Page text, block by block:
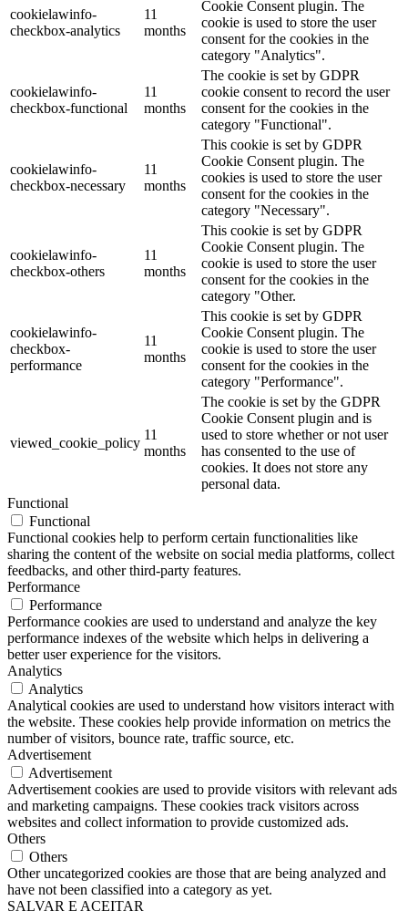
cookielawinfo-
checkbox-analytics
11
months
Cookie Consent plugin. The
cookie is used to store the user
consent for the cookies in the
category "Analytics".
cookielawinfo-
checkbox-functional
11
months
The cookie is set by GDPR
cookie consent to record the user
consent for the cookies in the
category "Functional".
cookielawinfo-
checkbox-necessary
11
months
This cookie is set by GDPR
Cookie Consent plugin. The
cookies is used to store the user
consent for the cookies in the
category "Necessary".
cookielawinfo-
checkbox-others
11
months
This cookie is set by GDPR
Cookie Consent plugin. The
cookie is used to store the user
consent for the cookies in the
category "Other.
cookielawinfo-
checkbox-
performance
11
months
This cookie is set by GDPR
Cookie Consent plugin. The
cookie is used to store the user
consent for the cookies in the
category "Performance".
viewed_cookie_policy
11
months
The cookie is set by the GDPR
Cookie Consent plugin and is
used to store whether or not user
has consented to the use of
cookies. It does not store any
personal data.
Functional
Functional
Functional cookies help to perform certain functionalities like
sharing the content of the website on social media platforms, collect
feedbacks, and other third-party features.
Performance
Performance
Performance cookies are used to understand and analyze the key
performance indexes of the website which helps in delivering a
better user experience for the visitors.
Analytics
Analytics
Analytical cookies are used to understand how visitors interact with
the website. These cookies help provide information on metrics the
number of visitors, bounce rate, traffic source, etc.
Advertisement
Advertisement
Advertisement cookies are used to provide visitors with relevant ads
and marketing campaigns. These cookies track visitors across
websites and collect information to provide customized ads.
Others
Others
Other uncategorized cookies are those that are being analyzed and
have not been classified into a category as yet.
SALVAR E ACEITAR